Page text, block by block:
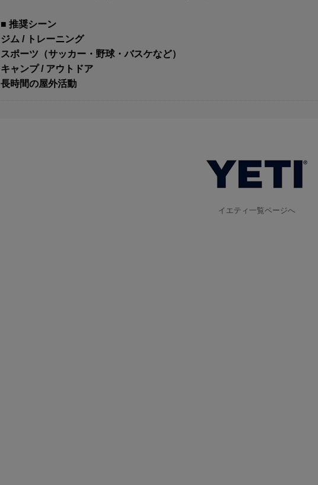
■ 推奨シーン
ジム / トレーニング
スポーツ（サッカー・野球・バスケなど）
キャンプ / アウトドア
長時間の屋外活動
イエティ一覧ページへ